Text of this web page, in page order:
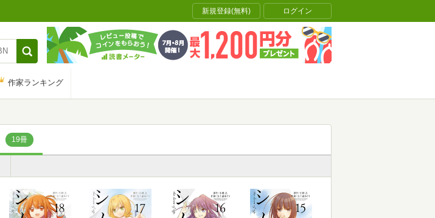
新規登録(無料) ログイン
作家ランキング
19冊